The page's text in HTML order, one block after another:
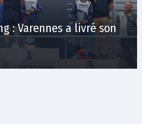
: Varennes a livré son